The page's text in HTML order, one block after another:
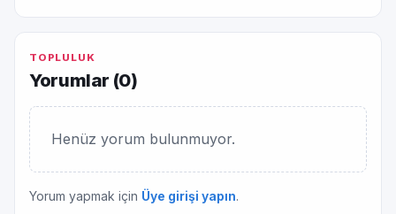
TOPLULUK
Yorumlar (0)
Henüz yorum bulunmuyor.
Yorum yapmak için Üye girişi yapın.